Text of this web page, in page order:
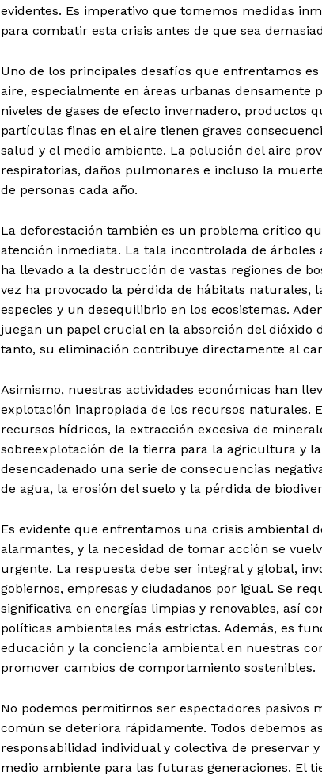
evidentes. Es imperativo que tomemos medidas
para combatir esta crisis antes de que sea
Uno de los principales desafíos que enfrentamos
aire, especialmente en áreas urbanas densamente
niveles de gases de efecto invernadero, productos
partículas finas en el aire tienen graves
salud y el medio ambiente. La polución del aire
respiratorias, daños pulmonares e incluso la
de personas cada año.
La deforestación también es un problema crítico
atención inmediata. La tala incontrolada de árboles
ha llevado a la destrucción de vastas regiones de
vez ha provocado la pérdida de hábitats naturales,
especies y un desequilibrio en los ecosistemas.
juegan un papel crucial en la absorción del dióxido
tanto, su eliminación contribuye directamente al
Asimismo, nuestras actividades económicas han
explotación inapropiada de los recursos naturales.
recursos hídricos, la extracción excesiva de
sobreexplotación de la tierra para la agricultura y
desencadenado una serie de consecuencias
de agua, la erosión del suelo y la pérdida de
Es evidente que enfrentamos una crisis ambiental
alarmantes, y la necesidad de tomar acción se
urgente. La respuesta debe ser integral y global,
gobiernos, empresas y ciudadanos por igual. Se
significativa en energías limpias y renovables, así
políticas ambientales más estrictas. Además, es
educación y la conciencia ambiental en nuestras
promover cambios de comportamiento sostenibles.
No podemos permitirnos ser espectadores pasivos
común se deteriora rápidamente. Todos debemos
responsabilidad individual y colectiva de preservar
medio ambiente para las futuras generaciones. El